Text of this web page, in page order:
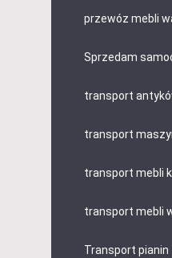
przewóz mebli
Sprzedam
transport
transport
transport mebli
transport mebli
Transport pianin